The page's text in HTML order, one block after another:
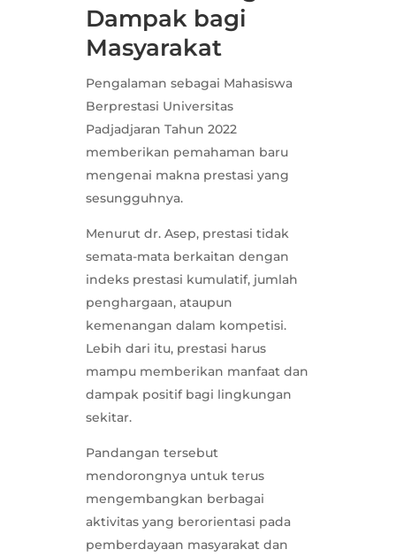
Dampak bagi
Masyarakat
Pengalaman sebagai Mahasiswa
Berprestasi Universitas
Padjadjaran Tahun 2022
memberikan pemahaman baru
mengenai makna prestasi yang
sesungguhnya.
Menurut dr. Asep, prestasi tidak
semata-mata berkaitan dengan
indeks prestasi kumulatif, jumlah
penghargaan, ataupun
kemenangan dalam kompetisi.
Lebih dari itu, prestasi harus
mampu memberikan manfaat dan
dampak positif bagi lingkungan
sekitar.
Pandangan tersebut
mendorongnya untuk terus
mengembangkan berbagai
aktivitas yang berorientasi pada
pemberdayaan masyarakat dan